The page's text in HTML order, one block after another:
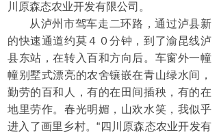
川原森态农业开发有限公司。
从泸州市驾车走二环路，通过泸县新
的快速通道约莫４０分钟，到了渝昆线泸
县东站，在转入百和方向后。车窗外一幢
幢别墅式漂亮的农舍镶嵌在青山绿水间，
勤劳的百和人，有的在田间插秧，有的在
地里劳作。春光明媚，山欢水笑，我似乎
进入了画里乡村。“四川原森态农业开发有